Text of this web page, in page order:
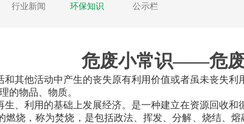
行业新闻 环保知识 公示栏
危废小常识——危
和其他活动中产生的丧失原有利用价值或者虽未丧失
的物品、物质。
生、利用的基础上发展经济。是一种建立在资源回收和
燃烧，称为焚烧，是包括政法、挥发、分解、烧结、